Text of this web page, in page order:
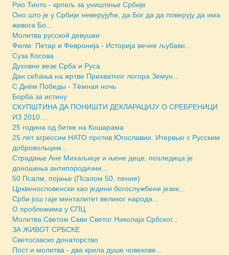
Рио Тинто - крпељ за уништење Србије
Оно што је у Србији неверујуће, да Бог да да поверују да има
живога Бо...
Молитва русской девушки
Филм: Петар и Февронија - Историја вечне љубави...
Суза Косова
Духовне везе Срба и Руса
Дан сећања на жртве Прихватног логора Земун...
С Днём Победы - Тёмная ночь
Борба за истину
СКУПШТИНА ДА ПОНИШТИ ДЕКЛАРАЦИЈУ О СРЕБРЕНИЦИ
ИЗ 2010....
25 година од битке на Кошарама
25 лет агрессии НАТО против Югославии. Итервью с Русским
добровольцем...
Страдање Ане Михаљице и њене деце, поsледица је
доношења антипородични...
50 Псалм, појање (Псалом 50, пение)
Црквенословенски као једини богослужбени језик...
Срби још гаје менталитет великог народа...
О проблемима у СПЦ
Молитва Светом Сави Светог Николаја Србског...
ЗА ЖИВОТ СРБСКЕ
Светосавско донаторство
Пост и молитва - два крила душе човекове...